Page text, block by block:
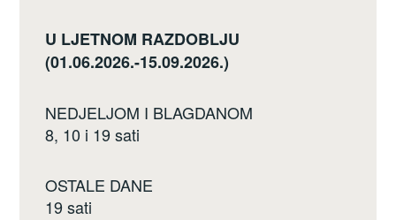
U LJETNOM RAZDOBLJU
(01.06.2026.-15.09.2026.)
NEDJELJOM I BLAGDANOM
8, 10 i 19 sati
OSTALE DANE
19 sati